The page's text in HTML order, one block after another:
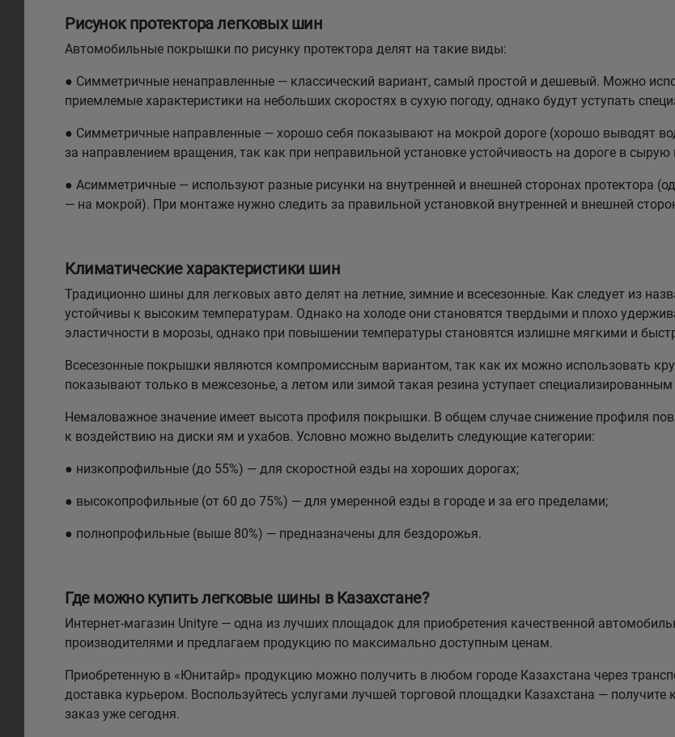
Рисунок протектора легковых шин
Автомобильные покрышки по рисунку протектора делят на такие виды:
● Симметричные ненаправленные — классический вариант, самый простой и дешевый. Можно
приемлемые характеристики на небольших скоростях в сухую погоду, однако будут уступать
● Симметричные направленные — хорошо себя показывают на мокрой дороге (хорошо выводят
за направлением вращения, так как при неправильной установке устойчивость на дороге в сырую
● Асимметричные — используют разные рисунки на внутренней и внешней сторонах протектора
— на мокрой). При монтаже нужно следить за правильной установкой внутренней и внешней
Климатические характеристики шин
Традиционно шины для легковых авто делят на летние, зимние и всесезонные. Как следует из
устойчивы к высоким температурам. Однако на холоде они становятся твердыми и плохо
эластичности в морозы, однако при повышении температуры становятся излишне мягкими и
Всесезонные покрышки являются компромиссным вариантом, так как их можно использовать
показывают только в межсезонье, а летом или зимой такая резина уступает
Немаловажное значение имеет высота профиля покрышки. В общем случае снижение профиля
к воздействию на диски ям и ухабов. Условно можно выделить следующие категории:
● низкопрофильные (до 55%) — для скоростной езды на хороших дорогах;
● высокопрофильные (от 60 до 75%) — для умеренной езды в городе и за его пределами;
● полнопрофильные (выше 80%) — предназначены для бездорожья.
Где можно купить легковые шины в Казахстане?
Интернет-магазин Unityre — одна из лучших площадок для приобретения качественной
производителями и предлагаем продукцию по максимально доступным ценам.
Приобретенную в «Юнитайр» продукцию можно получить в любом городе Казахстана через
доставка курьером. Воспользуйтесь услугами лучшей торговой площадки Казахстана —
заказ уже сегодня.